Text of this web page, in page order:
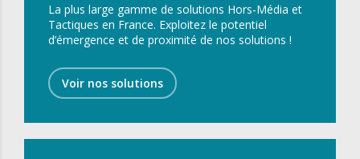
La plus large gamme de solutions Hors-Média et
Tactiques en France. Exploitez le potentiel
d’émergence et de proximité de nos solutions !
Voir nos solutions